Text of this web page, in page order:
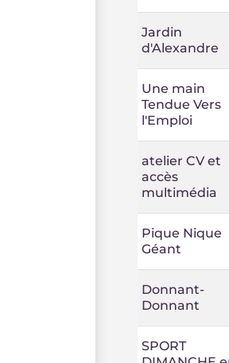
Jardin
d'Alexandre
Une main
Tendue Vers
l'Emploi
atelier CV et
accès
multimédia
Pique Nique
Géant
Donnant-
Donnant
SPORT